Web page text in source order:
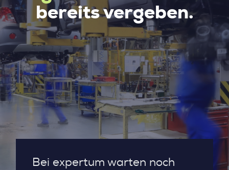
bereits vergeben.
Bei expertum warten noch